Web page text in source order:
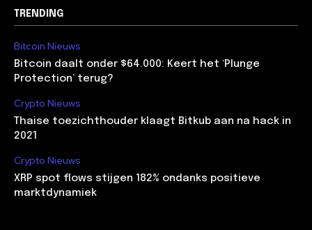
TRENDING
Bitcoin Nieuws
Bitcoin daalt onder $64.000: Keert het ‘Plunge
Protection’ terug?
Crypto Nieuws
Thaise toezichthouder klaagt Bitkub aan na hack in
2021
Crypto Nieuws
XRP spot flows stijgen 182% ondanks positieve
marktdynamiek